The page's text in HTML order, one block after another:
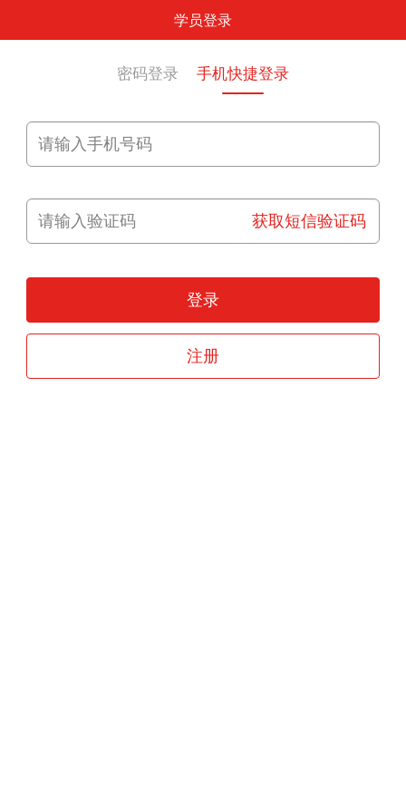
学员登录
密码登录 手机快捷登录
获取短信验证码
登录
注册